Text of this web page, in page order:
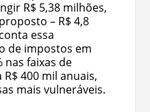
R$ 5,38 milhões,
– R$ 4,8
essa
de impostos em
nas faixas de
400 mil anuais,
mais vulneráveis.